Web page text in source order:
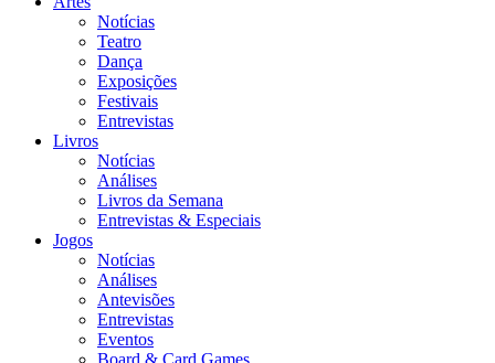
Notícias
Teatro
Dança
Exposições
Festivais
Entrevistas
Livros
Notícias
Análises
Livros da Semana
Entrevistas & Especiais
Jogos
Notícias
Análises
Antevisões
Entrevistas
Eventos
Board & Card Games